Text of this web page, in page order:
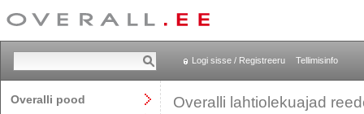
Logi sisse / Registreeru Tellimisinfo
Overalli pood
Overalli lahtiolekuajad